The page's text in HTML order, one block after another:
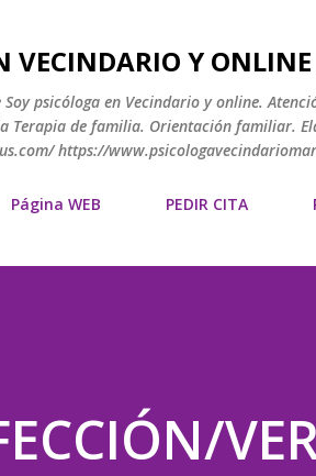
VECINDARIO Y
Soy psicóloga en Vecindario y online.
Terapia de familia. Orientación familiar.
https://
Página WEB PEDIR CITA